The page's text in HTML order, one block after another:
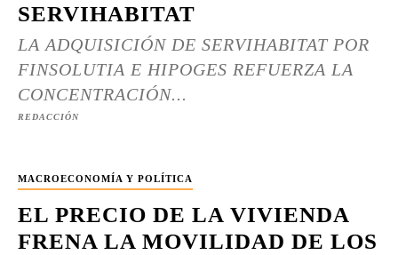
SERVIHABITAT
LA ADQUISICIÓN DE SERVIHABITAT POR
FINSOLUTIA E HIPOGES REFUERZA LA
CONCENTRACIÓN...
REDACCIÓN
MACROECONOMÍA Y POLÍTICA
EL PRECIO DE LA VIVIENDA
FRENA LA MOVILIDAD DE LOS